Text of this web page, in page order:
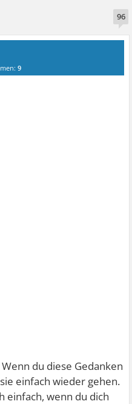
96
9
du diese Gedanken
einfach wieder gehen.
einfach, wenn du dich